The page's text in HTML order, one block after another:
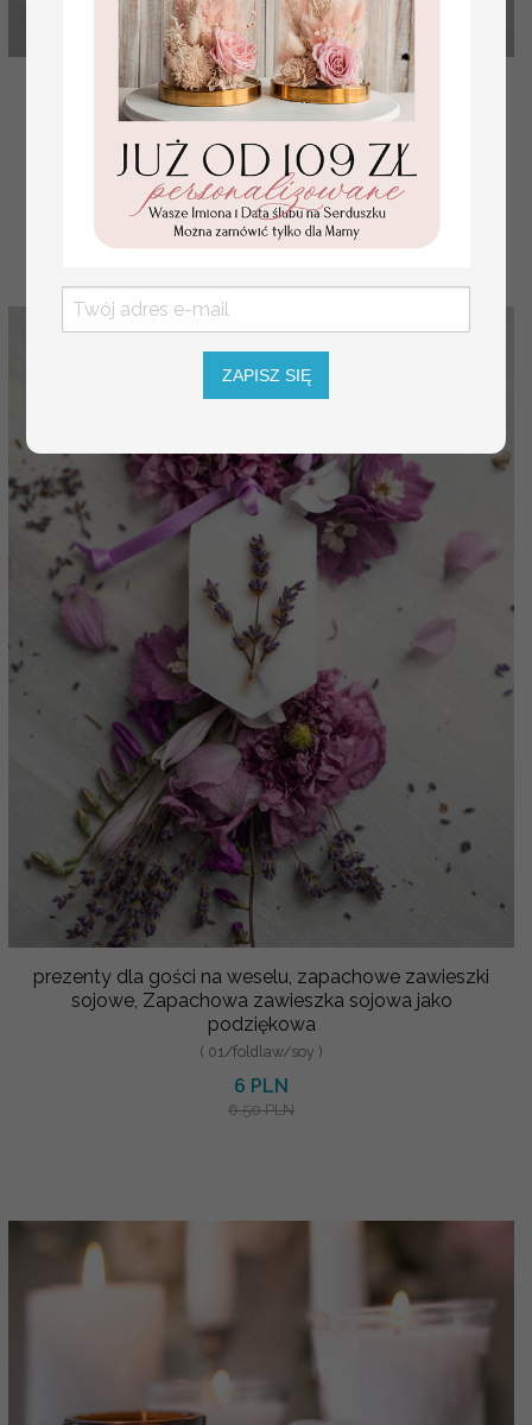
prezencik dla gości weselnych pachnąca świeczka
pomysł na prezent dla gości świeca zapachowa
10 PLN
11.50 PLN
prezenty dla gości na weselu, zapachowe zawieszki
sojowe, Zapachowa zawieszka sojowa jako
podziękowa
( 01/foldlaw/soy )
6 PLN
6.50 PLN
ZAPISZ SIĘ